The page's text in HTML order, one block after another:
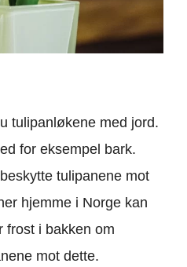
tulipanløkene med jord.
for eksempel bark.
tulipanene mot
hjemme i Norge kan
frost i bakken om
mot dette.